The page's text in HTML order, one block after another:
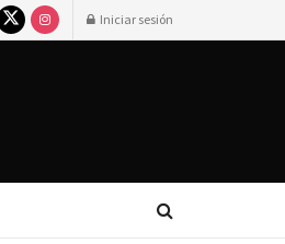
Iniciar sesión